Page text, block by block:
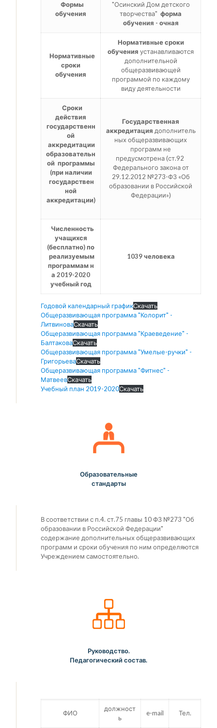
Формы
обучения
"Осинский Дом детского
творчества" форма
обучения - очная
Нормативные
сроки
обучения
Нормативные сроки
обучения устанавливаются
дополнительной
общеразвивающей
программой по каждому
виду деятельности
Сроки
действия
государственн
ой
аккредитации
образовательн
ой программы
(при наличии
государствен
ной
аккредитации)
Государственная
аккредитация дополнитель
ных общеразвивающих
программ не
предусмотрена (ст.92
Федерального закона от
29.12.2012 №273-ФЗ «Об
образовании в Российской
Федерации»)
Численность
учащихся
(бесплатно) по
реализуемым
программам н
а 2019-2020
учебный год
1039 человека
Годовой календарный графикСкачать
Общеразвивающая программа "Колорит" -
ЛитвиноваСкачать
Общеразвивающая программа "Краеведение" -
БалтаковаСкачать
Общеразвивающая программа "Умелые-ручки" -
ГригорьеваСкачать
Общеразвивающая программа "Фитнес" -
МатвеевСкачать
Учебный план 2019-2020Скачать
Образовательные
стандарты
В соответствии с п.4. ст.75 главы 10 ФЗ №273 "Об
образовании в Российской Федерации"
содержание дополнительных общеразвивающих
программ и сроки обучения по ним определяются
Учреждением самостоятельно.
Руководство.
Педагогический состав.
ФИО
должност
ь
e-mail Тел.